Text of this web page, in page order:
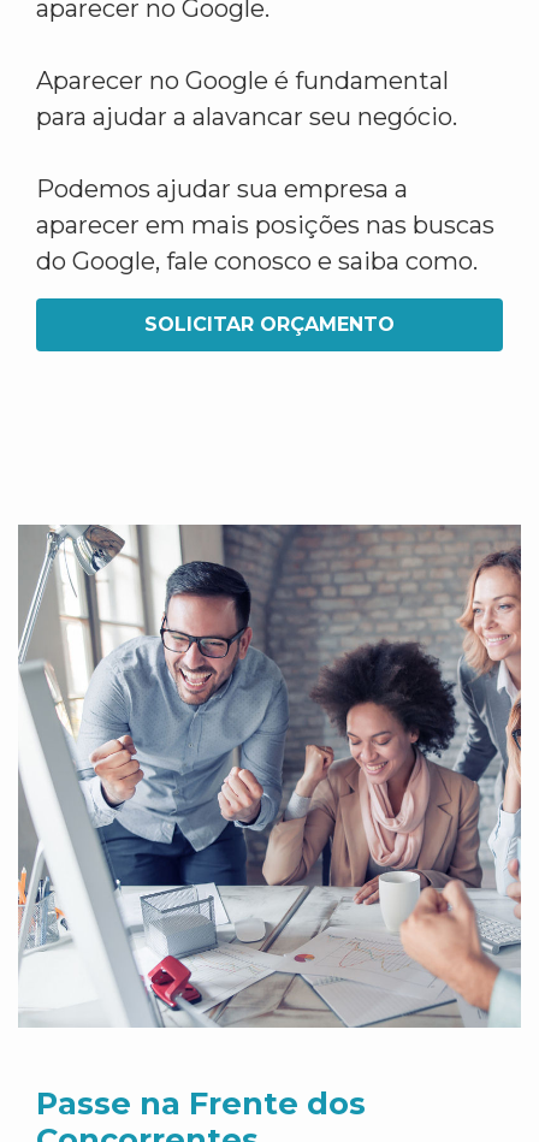
aparecer no Google.
Aparecer no Google é fundamental
para ajudar a alavancar seu negócio.
Podemos ajudar sua empresa a
aparecer em mais posições nas buscas
do Google, fale conosco e saiba como.
SOLICITAR ORÇAMENTO
Passe na Frente dos